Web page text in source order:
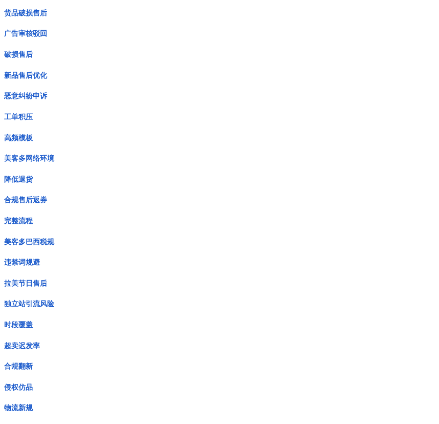
货品破损售后
广告审核驳回
破损售后
新品售后优化
恶意纠纷申诉
工单积压
高频模板
美客多网络环境
降低退货
合规售后返券
完整流程
美客多巴西税规
违禁词规避
拉美节日售后
独立站引流风险
时段覆盖
超卖迟发率
合规翻新
侵权仿品
物流新规